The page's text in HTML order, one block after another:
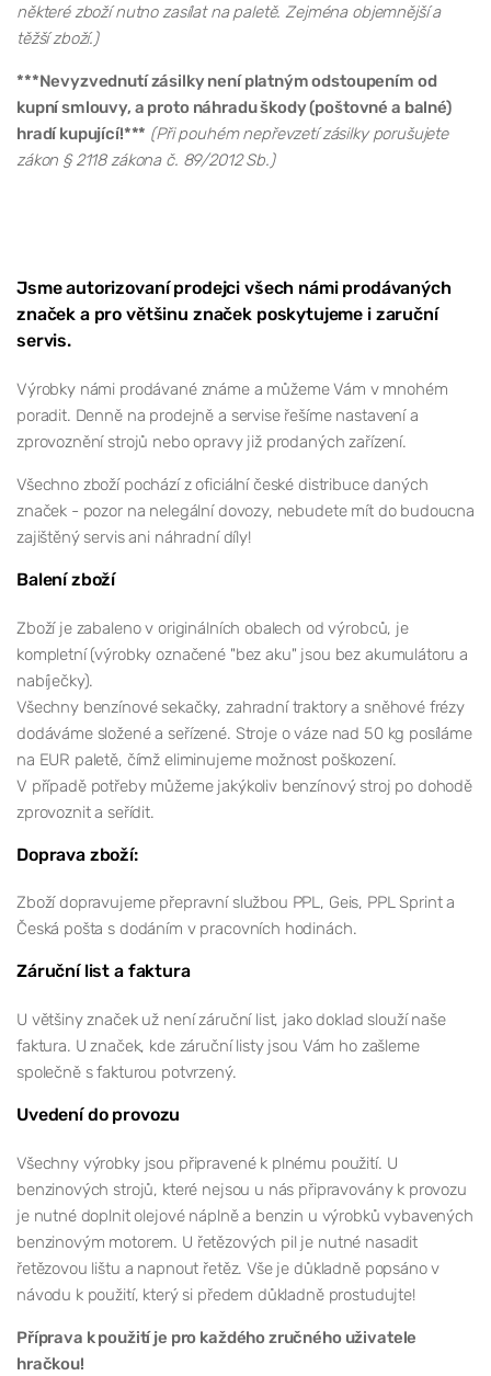
některé zboží nutno zasílat na paletě. Zejména objemnější a
těžší zboží.)
***Nevyzvednutí zásilky není platným odstoupením od
kupní smlouvy, a proto náhradu škody (poštovné a balné)
hradí kupující!*** (Při pouhém nepřevzetí zásilky porušujete
zákon § 2118 zákona č. 89/2012 Sb.)
Jsme autorizovaní prodejci všech námi prodávaných
značek a pro většinu značek poskytujeme i zaruční
servis.
Výrobky námi prodávané známe a můžeme Vám v mnohém
poradit. Denně na prodejně a servise řešíme nastavení a
zprovoznění strojů nebo opravy již prodaných zařízení.
Všechno zboží pochází z oficiální české distribuce daných
značek - pozor na nelegální dovozy, nebudete mít do budoucna
zajištěný servis ani náhradní díly!
Balení zboží
Zboží je zabaleno v originálních obalech od výrobců, je
kompletní (výrobky označené "bez aku" jsou bez akumulátoru a
nabíječky).
Všechny benzínové sekačky, zahradní traktory a sněhové frézy
dodáváme složené a seřízené. Stroje o váze nad 50 kg posíláme
na EUR paletě, čímž eliminujeme možnost poškození.
V případě potřeby můžeme jakýkoliv benzínový stroj po dohodě
zprovoznit a seřídit.
Doprava zboží:
Zboží dopravujeme přepravní službou PPL, Geis, PPL Sprint a
Česká pošta s dodáním v pracovních hodinách.
Záruční list a faktura
U většiny značek už není záruční list, jako doklad slouží naše
faktura. U značek, kde záruční listy jsou Vám ho zašleme
společně s fakturou potvrzený.
Uvedení do provozu
Všechny výrobky jsou připravené k plnému použití. U
benzinových strojů, které nejsou u nás připravovány k provozu
je nutné doplnit olejové náplně a benzin u výrobků vybavených
benzinovým motorem. U řetězových pil je nutné nasadit
řetězovou lištu a napnout řetěz. Vše je důkladně popsáno v
návodu k použití, který si předem důkladně prostudujte!
Příprava k použití je pro každého zručného uživatele
hračkou!